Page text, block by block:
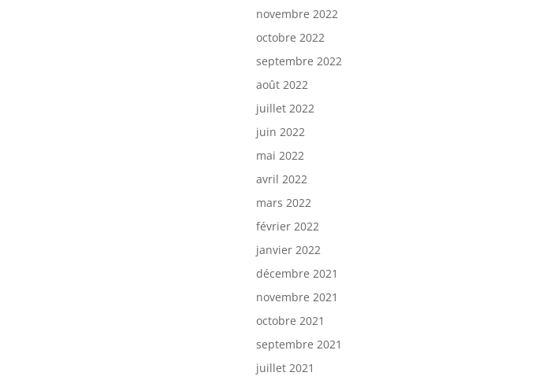
novembre 2022
octobre 2022
septembre 2022
août 2022
juillet 2022
juin 2022
mai 2022
avril 2022
mars 2022
février 2022
janvier 2022
décembre 2021
novembre 2021
octobre 2021
septembre 2021
juillet 2021